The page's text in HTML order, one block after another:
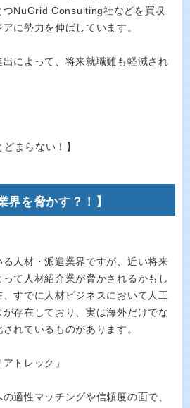
つNuGrid Consulting社などを買収
に勢力を伸ばしています。
によって、将来就職難も軽減され
界を脅かす？！】
人材・派遣業界ですが、近い将来
って人材紹介業が脅かされるかもし
すでに人材ビジネスにおいて人工
存在しており、実は海外だけでな
れているものがあります。
トレック」
適性マッチングや信頼度の面で、